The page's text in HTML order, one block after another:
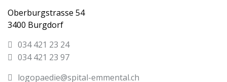
Oberburgstrasse 54
3400 Burgdorf
034 421 23 24
034 421 23 97
logopaedie@spital-emmental.ch